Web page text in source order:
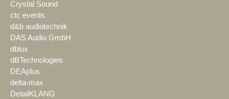
Crystal Sound
ctc events
d&b audiotechnik
DAS Audio GmbH
dblux
dBTechnologies
DEAplus
delta-max
DetailKLANG